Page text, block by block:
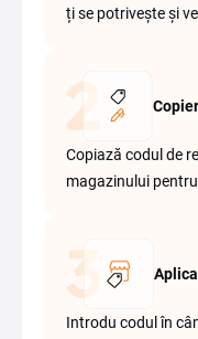
ți se potrivește și
Copiază codul de
magazinului
Introdu codul în